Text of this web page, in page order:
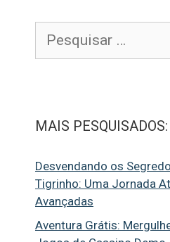
por:
MAIS PESQUISADOS:
Desvendando os
Tigrinho: Uma Jornada
Avançadas
Aventura Grátis: